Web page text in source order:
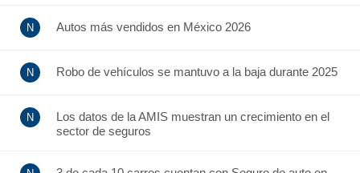
Autos más vendidos en México 2026
Robo de vehículos se mantuvo a la baja durante 2025
Los datos de la AMIS muestran un crecimiento en el
sector de seguros